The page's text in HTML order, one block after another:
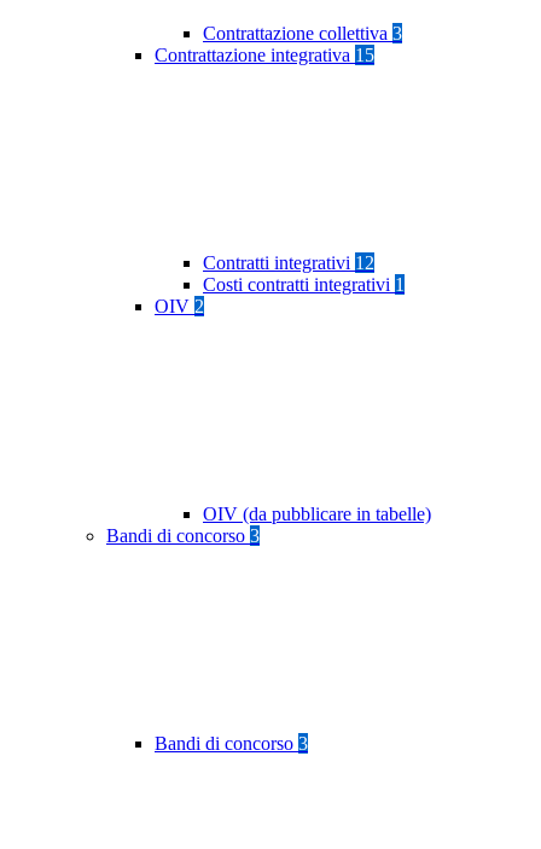
Contrattazione collettiva 3
Contrattazione integrativa 15
Contratti integrativi 12
Costi contratti integrativi 1
OIV 2
OIV (da pubblicare in tabelle)
Bandi di concorso 3
Bandi di concorso 3